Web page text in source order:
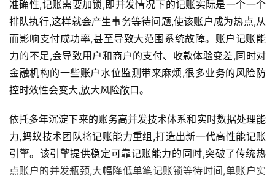
准确性,记账需要加锁,即并发情况下的记账实际是一个一个
排队执行,这样就会产生事务等待问题,使该账户成为热点,从
而影响支付成功率,甚至导致大范围系统故障。账户记账能
力的不足,会导致用户和商户的支付、收款体验变差,同时对
金融机构的一些账户水位监测带来麻烦,很多业务的风险防
控时效性会变大,放大风险敞口。
依托多年沉淀下来的账务高并发技术体系和实时数据处理能
力,蚂蚁技术团队将记账能力重组,打造出新一代高性能记账
引擎。该引擎提供稳定可靠记账能力的同时,突破了传统热
点账户的并发瓶颈,大幅降低单笔记账锁等待时间,单账户实